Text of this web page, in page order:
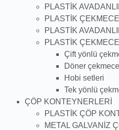
PLASTİK
PLASTİK
PLASTİK
PLASTİK
Çift yönlü
Döner
Hobi setleri
Tek yönlü
ÇÖP KONTEYNERLERİ
PLASTİK ÇÖP
METAL GALVANİZ